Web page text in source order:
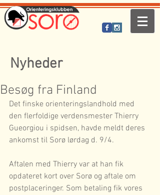
Nyheder
Besøg fra Finland
Det finske orienteringslandhold med
den flerfoldige verdensmester Thierry
Gueorgiou i spidsen, havde meldt deres
ankomst til Sorø lørdag d. 9/4.
Aftalen med Thierry var at han fik
opdateret kort over Sorø og aftale om
postplaceringer. Som betaling fik vores